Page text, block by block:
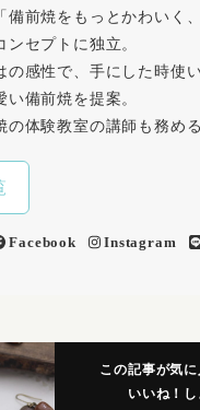
備前焼をもっとかわいく
ンセプトに独立。
の感性で、手にした時使い
い備前焼を提案。
の体験教室の講師も務める
Facebook Instagram
この記事が気に
いいね！し